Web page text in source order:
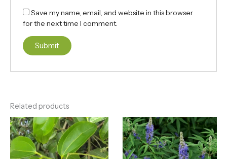
Save my name, email, and website in this browser
for the next time I comment.
Related products